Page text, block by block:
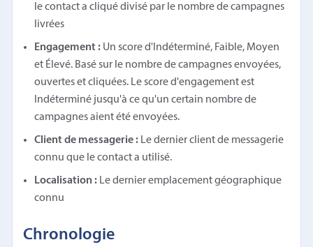
le contact a cliqué divisé par le nombre de campagnes
livrées
Engagement : Un score d'Indéterminé, Faible, Moyen
et Élevé. Basé sur le nombre de campagnes envoyées,
ouvertes et cliquées. Le score d'engagement est
Indéterminé jusqu'à ce qu'un certain nombre de
campagnes aient été envoyées.
Client de messagerie : Le dernier client de messagerie
connu que le contact a utilisé.
Localisation : Le dernier emplacement géographique
connu
Chronologie